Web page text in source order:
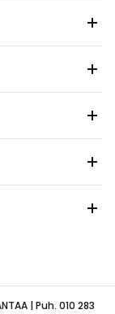
| Puh. 010 283